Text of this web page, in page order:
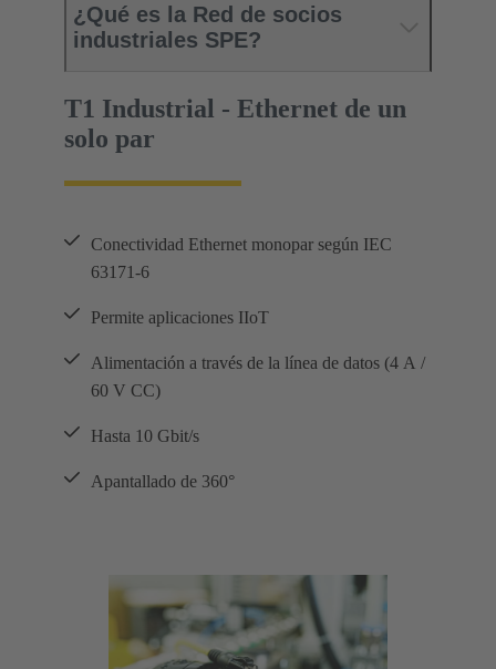
¿Qué es la Red de socios
industriales SPE?
T1 Industrial - Ethernet de un
solo par
Conectividad Ethernet monopar según IEC
63171-6
Permite aplicaciones IIoT
Alimentación a través de la línea de datos (4 A /
60 V CC)
Hasta 10 Gbit/s
Apantallado de 360°